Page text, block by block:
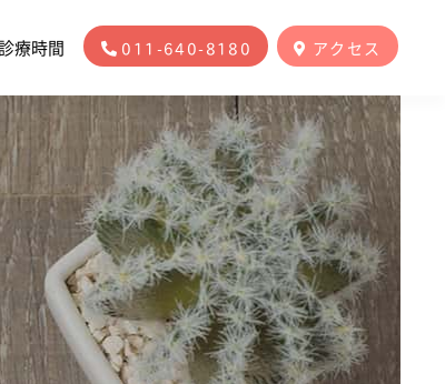
療時間 011-640-8180 アクセス